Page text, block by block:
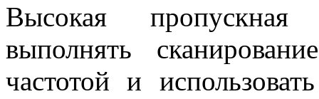
Высокая пропускная
выполнять
частотой и